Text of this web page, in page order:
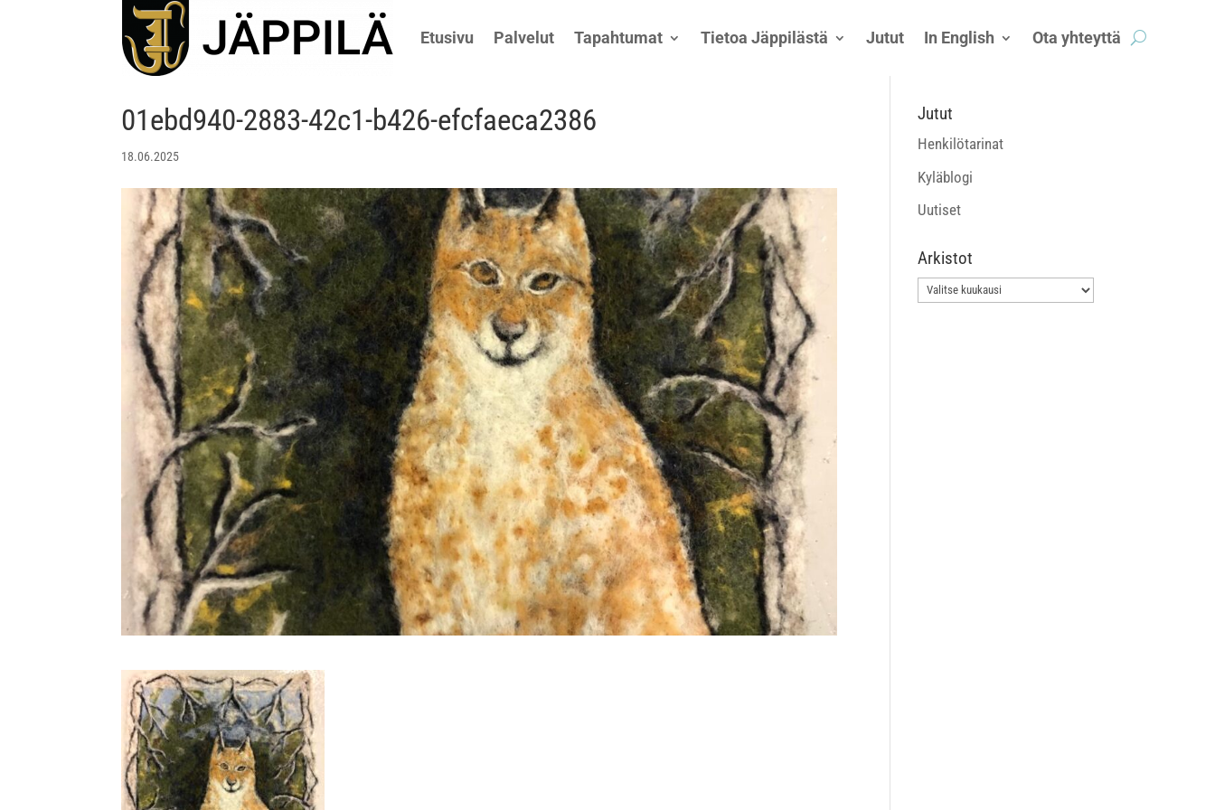
Etusivu Palvelut Tapahtumat Tietoa Jäppilästä Jutut In English Ota yhteyttä
01ebd940-2883-42c1-b426-efcfaeca2386
18.06.2025
Jutut
Henkilötarinat
Kyläblogi
Uutiset
Arkistot
Arkistot